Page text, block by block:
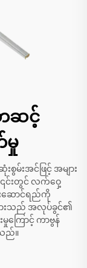
ဆင့်
မှု
မ်းအင်ဖြင့် အများ
၎င်းတွင် လက်ဝှေ့
းဆောင်ရည်ကို
ားသည် အလုပ်ခွင်၏
ကြောင့် ကာဗွန်
ည်။